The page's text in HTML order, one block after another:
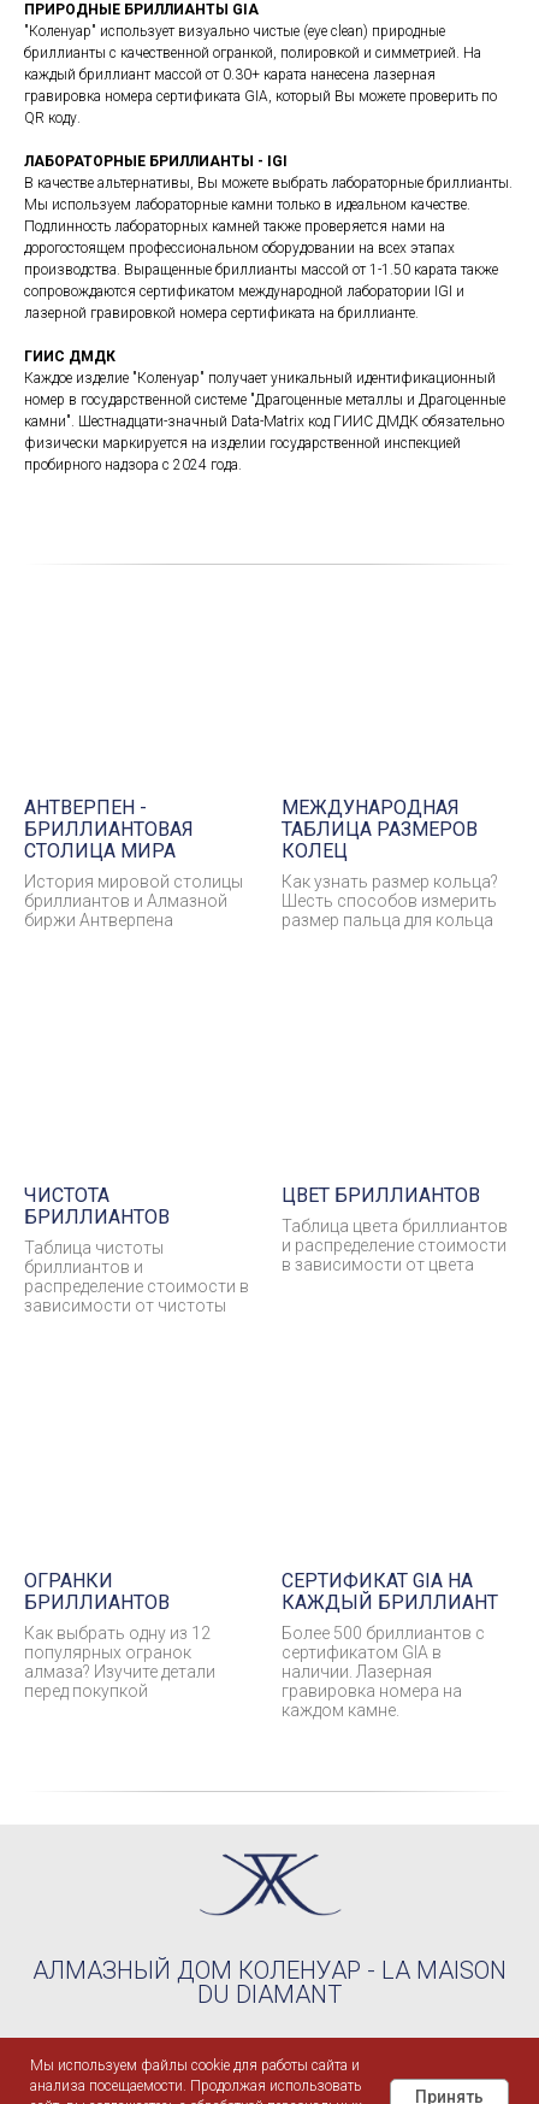
ПРИРОДНЫЕ БРИЛЛИАНТЫ GIA
"Коленуар" использует визуально чистые (eye clean) природные
бриллианты с качественной огранкой, полировкой и симметрией. На
каждый бриллиант массой от 0.30+ карата нанесена лазерная
гравировка номера сертификата GIA, который Вы можете проверить по
QR коду.
ЛАБОРАТОРНЫЕ БРИЛЛИАНТЫ - IGI
В качестве альтернативы, Вы можете выбрать лабораторные бриллианты.
Мы используем лабораторные камни только в идеальном качестве.
Подлинность лабораторных камней также проверяется нами на
дорогостоящем профессиональном оборудовании на всех этапах
производства. Выращенные бриллианты массой от 1-1.50 карата также
сопровождаются сертификатом международной лаборатории IGI и
лазерной гравировкой номера сертификата на бриллианте.
ГИИС ДМДК
Каждое изделие "Коленуар" получает уникальный идентификационный
номер в государственной системе "Драгоценные металлы и Драгоценные
камни". Шестнадцати-значный Data-Matrix код ГИИС ДМДК обязательно
физически маркируется на изделии государственной инспекцией
пробирного надзора с 2024 года.
АНТВЕРПЕН -
БРИЛЛИАНТОВАЯ
СТОЛИЦА МИРА
История мировой столицы
бриллиантов и Алмазной
биржи Антверпена
МЕЖДУНАРОДНАЯ
ТАБЛИЦА РАЗМЕРОВ
КОЛЕЦ
Как узнать размер кольца?
Шесть способов измерить
размер пальца для кольца
ЧИСТОТА
БРИЛЛИАНТОВ
Таблица чистоты
бриллиантов и
распределение стоимости в
зависимости от чистоты
ЦВЕТ БРИЛЛИАНТОВ
Таблица цвета бриллиантов
и распределение стоимости
в зависимости от цвета
ОГРАНКИ
БРИЛЛИАНТОВ
Как выбрать одну из 12
популярных огранок
алмаза? Изучите детали
перед покупкой
СЕРТИФИКАТ GIA НА
КАЖДЫЙ БРИЛЛИАНТ
Более 500 бриллиантов с
сертификатом GIA в
наличии. Лазерная
гравировка номера на
каждом камне.
АЛМАЗНЫЙ ДОМ КОЛЕНУАР - LA MAISON
DU DIAMANT
©2004-2026 KOHLENOIRE™
ООО "КОЛЕНУАР РУС" - ИНН 9709100876 / ОГРН
1237700730310
Мы используем файлы cookie для работы сайта и
анализа посещаемости. Продолжая использовать
Принять